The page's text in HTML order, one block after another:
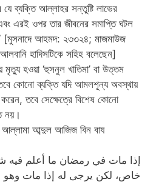
ব্যক্তি আল্লাহর সন্তুষ্টি লাভের
এরই ওপর তার জীবনের সমাপ্তি ঘটল
[মুসনাদে আহমদ: ২৩৩২৪; মাজমাউজ
হাদিসটিকে সহিহ বলেছেন]
মৃত্যু হওয়া ‘হুসনুল খাতিমা’ বা উত্তম
কোনো ব্যক্তি যদি আমলশূন্য অবস্থায়
তবে সেক্ষেত্রে বিশেষ কোনো
নয়।
আব্দুল আজিজ বিন বায
إذا مات في رمضان ما أعلم فيه
خاص، لكن يرجى له إذا مات